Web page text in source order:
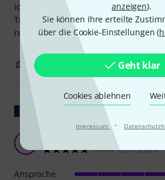
anzeigen).
Sie können Ihre erteilte
über die Cookie-Einstellungen (
Geht klar
Cookies ablehnen
Impressum ·
Ich bin sehr zufrieden mit dieser
Trompete. Vielen Dank an Thomann
reibungslose Lieferung.
BEWERTUNG MELDEN
Original zeigen
Hält, was es verspricht.
Tunoi 12.07.2023
Ansprache